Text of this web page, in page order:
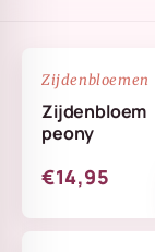
Zijdenbloemen
Zijdenbloem
peony
€14,95